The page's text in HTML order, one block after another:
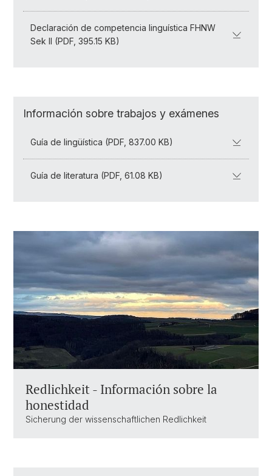
Declaración de competencia linguística FHNW
Sek II (PDF, 395.15 KB)
Información sobre trabajos y exámenes
Guía de lingüística (PDF, 837.00 KB)
Guía de literatura (PDF, 61.08 KB)
Redlichkeit - Información sobre la
honestidad
Sicherung der wissenschaftlichen Redlichkeit